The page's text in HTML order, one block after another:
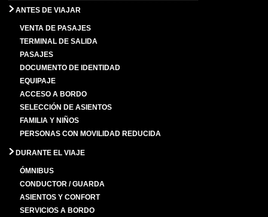
ANTES DE VIAJAR
VENTA DE PASAJES
TERMINAL DE SALIDA
PASAJES
DOCUMENTO DE IDENTIDAD
EQUIPAJE
ACCESO A BORDO
SELECCIÓN DE ASIENTOS
FAMILIA Y NIÑOS
PERSONAS CON MOVILIDAD REDUCIDA
DURANTE EL VIAJE
ÓMNIBUS
CONDUCTOR / GUARDA
ASIENTOS Y CONFORT
SERVICIOS A BORDO